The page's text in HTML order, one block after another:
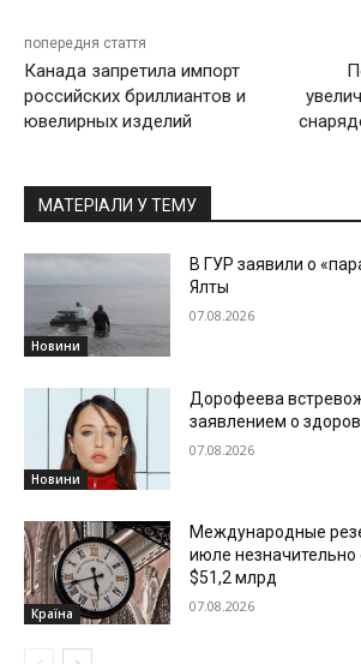
попередня стаття
Канада запретила импорт
российских бриллиантов и
ювелирных изделий
МАТЕРІАЛИ У ТЕМУ
Новини
В ГУР заявили о
Ялты
07.08.2026
Новини
Дорофеева
заявлением о
07.08.2026
Країна
Международные
июле незначительно
$51,2 млрд
07.08.2026